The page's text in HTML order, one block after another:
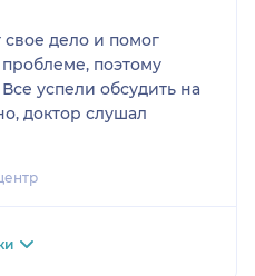
дело и помог
поэтому
успели обсудить на
доктор слушал